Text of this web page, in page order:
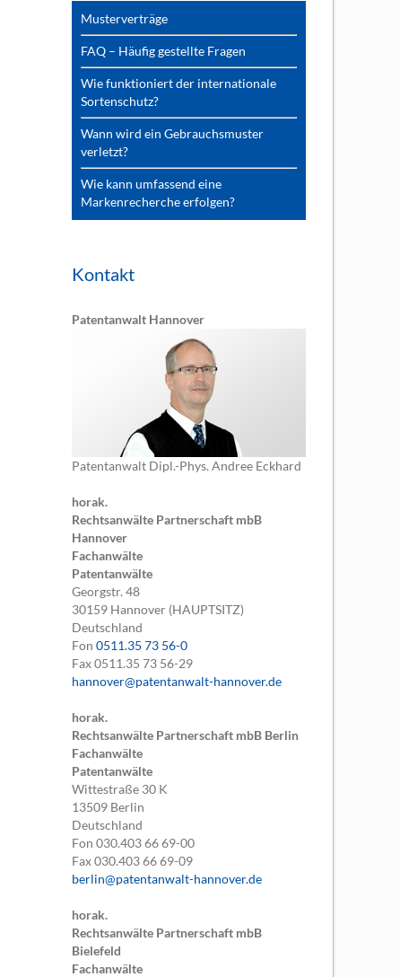
Musterverträge
FAQ – Häufig gestellte Fragen
Wie funktioniert der internationale
Sortenschutz?
Wann wird ein Gebrauchsmuster
verletzt?
Wie kann umfassend eine
Markenrecherche erfolgen?
Kontakt
Patentanwalt Hannover
Patentanwalt Dipl.-Phys. Andree Eckhard
horak.
Rechtsanwälte Partnerschaft mbB
Hannover
Fachanwälte
Patentanwälte
Georgstr. 48
30159 Hannover (HAUPTSITZ)
Deutschland
Fon0511.35 73 56-0
Fax0511.35 73 56-29
hannover@patentanwalt-hannover.de
horak.
Rechtsanwälte Partnerschaft mbB Berlin
Fachanwälte
Patentanwälte
Wittestraße 30 K
13509 Berlin
Deutschland
Fon030.403 66 69-00
Fax030.403 66 69-09
berlin@patentanwalt-hannover.de
horak.
Rechtsanwälte Partnerschaft mbB
Bielefeld
Fachanwälte